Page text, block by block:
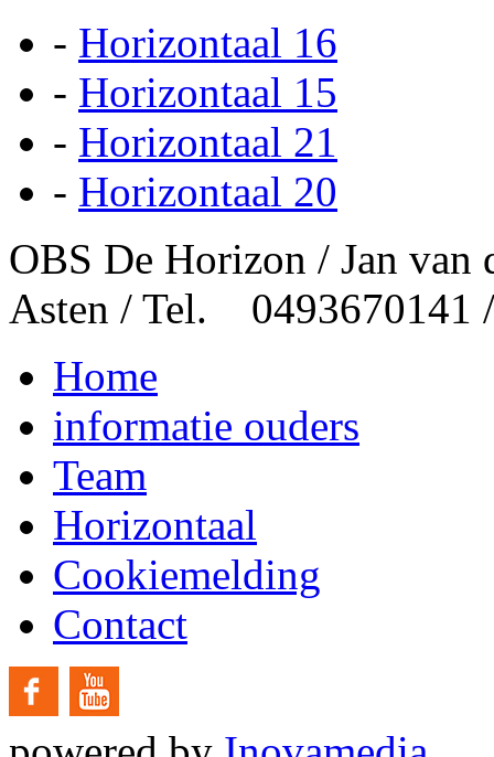
- Horizontaal 16
- Horizontaal 15
- Horizontaal 21
- Horizontaal 20
OBS De Horizon / Jan van
Asten / Tel. 0493670141
Home
informatie ouders
Team
Horizontaal
Cookiemelding
Contact